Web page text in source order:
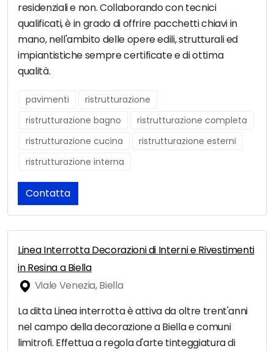
residenziali e non. Collaborando con tecnici
qualificati, è in grado di offrire pacchetti chiavi in
mano, nell'ambito delle opere edili, strutturali ed
impiantistiche sempre certificate e di ottima
qualità.
pavimenti
ristrutturazione
ristrutturazione bagno
ristrutturazione completa
ristrutturazione cucina
ristrutturazione esterni
ristrutturazione interna
Contatta
Linea Interrotta Decorazioni di Interni e Rivestimenti
in Resina a Biella
Viale Venezia, Biella
La ditta Linea interrotta è attiva da oltre trent'anni
nel campo della decorazione a Biella e comuni
limitrofi. Effettua a regola d'arte tinteggiatura di